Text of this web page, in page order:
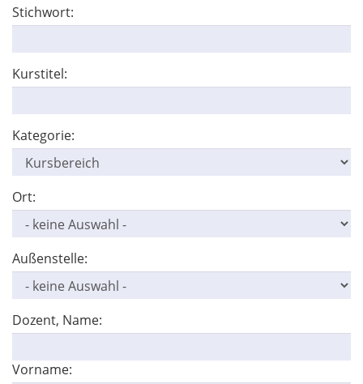
Stichwort:
Kurstitel:
Kategorie:
Ort:
Außenstelle:
Dozent, Name:
Vorname: